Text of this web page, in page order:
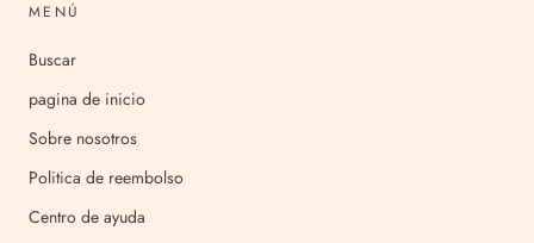
MENÚ
Buscar
pagina de inicio
Sobre nosotros
Politica de reembolso
Centro de ayuda